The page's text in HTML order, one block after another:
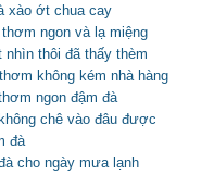
xào ớt chua cay
ngon và lạ miệng
thôi đã thấy thèm
không kém nhà hàng
ngon đậm đà
chê vào đâu được
đà
cho ngày mưa lạnh